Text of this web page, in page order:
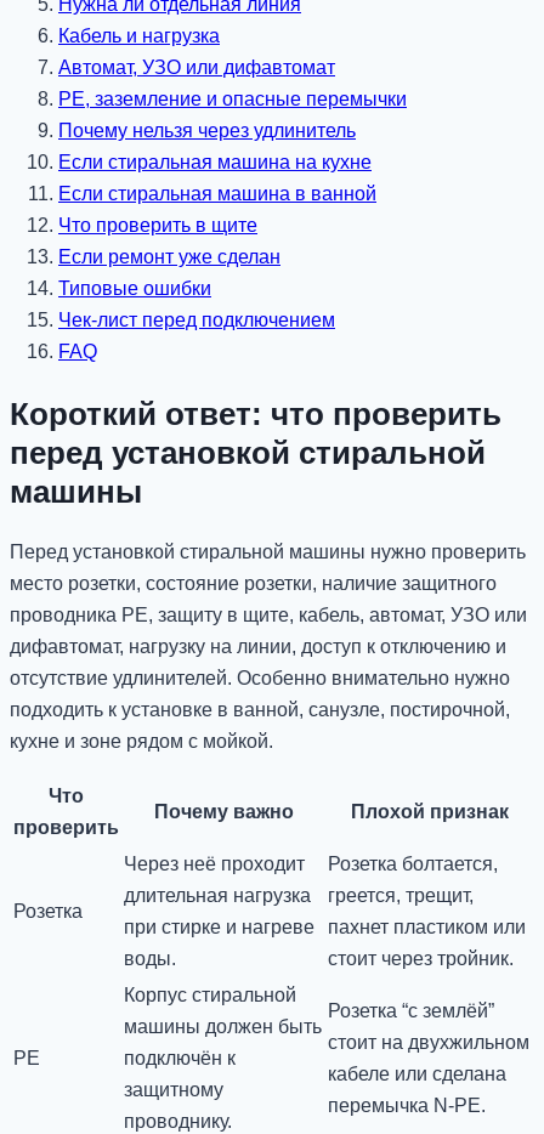
Нужна ли отдельная линия
Кабель и нагрузка
Автомат, УЗО или дифавтомат
PE, заземление и опасные перемычки
Почему нельзя через удлинитель
Если стиральная машина на кухне
Если стиральная машина в ванной
Что проверить в щите
Если ремонт уже сделан
Типовые ошибки
Чек-лист перед подключением
FAQ
Короткий ответ: что проверить
перед установкой стиральной
машины
Перед установкой стиральной машины нужно проверить
место розетки, состояние розетки, наличие защитного
проводника PE, защиту в щите, кабель, автомат, УЗО или
дифавтомат, нагрузку на линии, доступ к отключению и
отсутствие удлинителей. Особенно внимательно нужно
подходить к установке в ванной, санузле, постирочной,
кухне и зоне рядом с мойкой.
Что
проверить
Почему важно Плохой признак
Розетка
Через неё проходит
длительная нагрузка
при стирке и нагреве
воды.
Розетка болтается,
греется, трещит,
пахнет пластиком или
стоит через тройник.
PE
Корпус стиральной
машины должен быть
подключён к
защитному
проводнику.
Розетка “с землёй”
стоит на двухжильном
кабеле или сделана
перемычка N-PE.